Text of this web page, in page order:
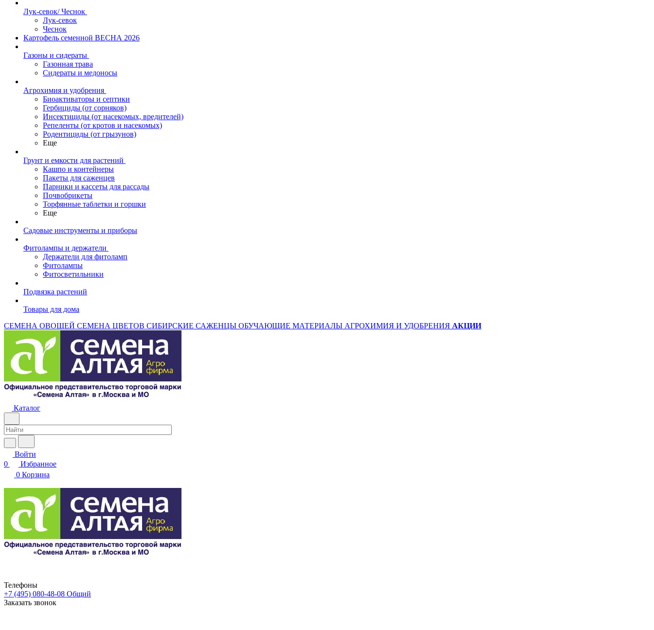
Лук-севок/ Чеснок
Лук-севок
Чеснок
Картофель семенной ВЕСНА 2026
Газоны и сидераты
Газонная трава
Сидераты и медоносы
Агрохимия и удобрения
Биоактиваторы и септики
Гербициды (от сорняков)
Инсектициды (от насекомых, вредителей)
Репеленты (от кротов и насекомых)
Родентициды (от грызунов)
Еще
Грунт и емкости для растений
Кашпо и контейнеры
Пакеты для саженцев
Парники и кассеты для рассады
Почвобрикеты
Торфянные таблетки и горшки
Еще
Садовые инструменты и приборы
Фитолампы и держатели
Держатели для фитоламп
Фитолампы
Фитосветильники
Подвязка растений
Товары для дома
СЕМЕНА ОВОЩЕЙ СЕМЕНА ЦВЕТОВ СИБИРСКИЕ САЖЕНЦЫ ОБУЧАЮЩИЕ МАТЕРИАЛЫ АГРОХИМИЯ И УДОБРЕНИЯ АКЦИИ
Каталог
Войти
0
Избранное
0 Корзина
Телефоны
+7 (495) 080-48-08 Общий
Заказать звонок